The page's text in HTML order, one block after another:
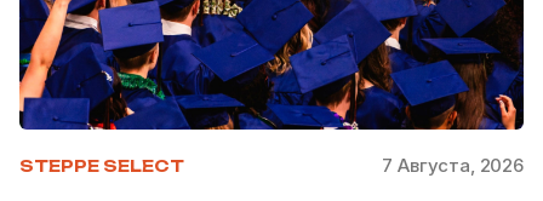
STEPPE SELECT 7 Августа, 2026